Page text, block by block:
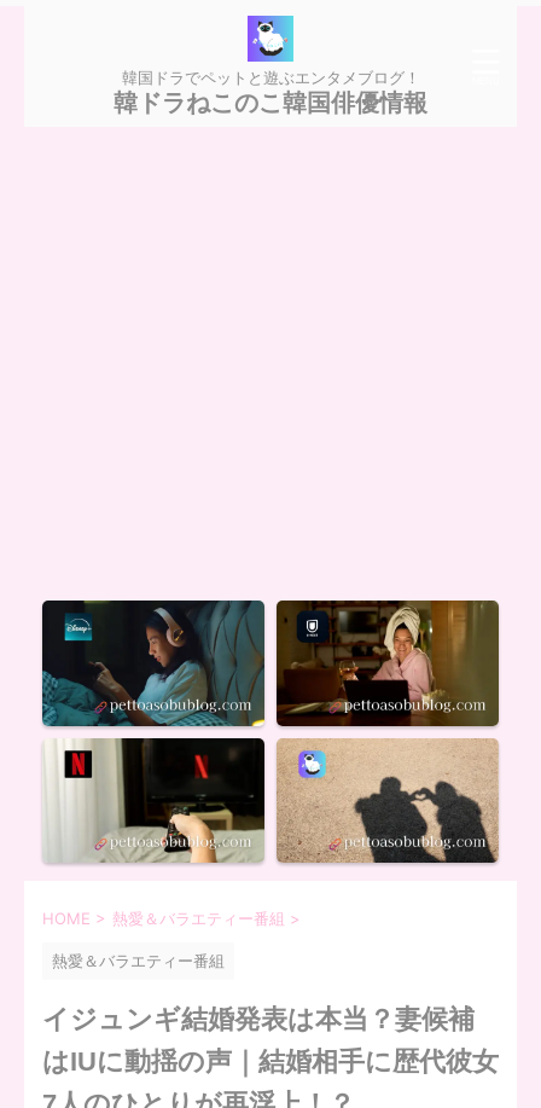
韓国ドラでペットと遊ぶエンタメブログ！
韓ドラねこのこ韓国俳優情報
HOME > 熱愛＆バラエティー番組 >
熱愛＆バラエティー番組
イジュンギ結婚発表は本当？妻候補
はIUに動揺の声｜結婚相手に歴代彼女